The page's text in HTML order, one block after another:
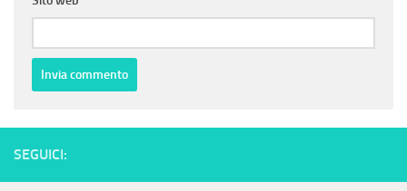
SEGUICI: